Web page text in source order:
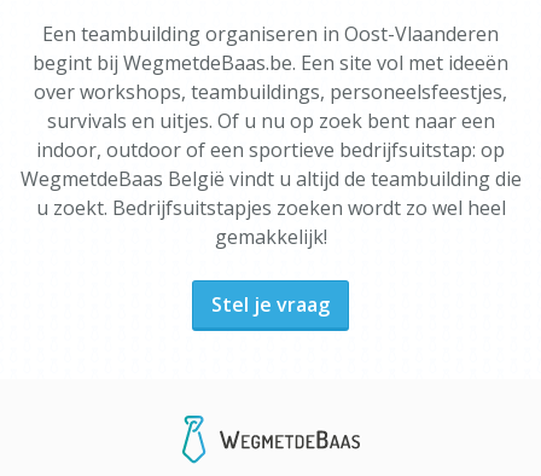
Een teambuilding organiseren in Oost-Vlaanderen
begint bij WegmetdeBaas.be. Een site vol met ideeën
over workshops, teambuildings, personeelsfeestjes,
survivals en uitjes. Of u nu op zoek bent naar een
indoor, outdoor of een sportieve bedrijfsuitstap: op
WegmetdeBaas België vindt u altijd de teambuilding die
u zoekt. Bedrijfsuitstapjes zoeken wordt zo wel heel
gemakkelijk!
Stel je vraag